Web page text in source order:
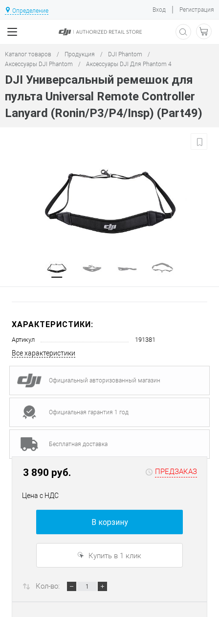
Определение Вход | Регистрация
Каталог товаров / Продукция / DJI Phantom
/
Аксессуары DJI Phantom
/ Аксессуары DJI Для Phantom 4
DJI Универсальный ремешок для
пульта Universal Remote Controller
Lanyard (Ronin/P3/P4/Insp) (Part49)
ХАРАКТЕРИСТИКИ:
Артикул 191381
Все характеристики
Официальный авторизованный магазин
Официальная гарантия 1 год
Бесплатная доставка
3 890 руб. ПРЕДЗАКАЗ
Цена с НДС
В корзину
Купить в 1 клик
Кол-во: